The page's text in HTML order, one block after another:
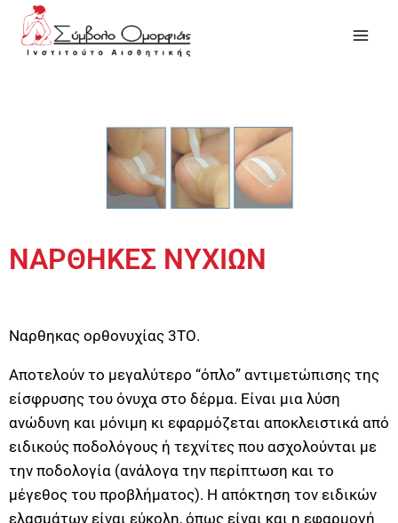
ΝΑΡΘΗΚΕΣ ΝΥΧΙΩΝ
Ναρθηκας ορθονυχίας 3ΤΟ.
Αποτελούν το μεγαλύτερο “όπλο” αντιμετώπισης της
είσφρυσης του όνυχα στο δέρμα. Είναι μια λύση
ανώδυνη και μόνιμη κι εφαρμόζεται αποκλειστικά από
ειδικούς ποδολόγους ή τεχνίτες που ασχολούνται με
την ποδολογία (ανάλογα την περίπτωση και το
μέγεθος του προβλήματος). Η απόκτηση τον ειδικών
ελασμάτων είναι εύκολη, όπως είναι και η εφαρμογή